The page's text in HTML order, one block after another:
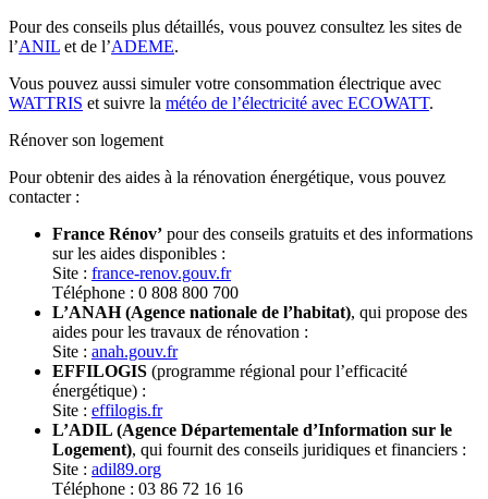
Pour des conseils plus détaillés, vous pouvez consultez les sites de
l’ANIL et de l’ADEME.
Vous pouvez aussi simuler votre consommation électrique avec
WATTRIS et suivre la météo de l’électricité avec ECOWATT.
Rénover son logement
Pour obtenir des aides à la rénovation énergétique, vous pouvez
contacter :
France Rénov’ pour des conseils gratuits et des informations
sur les aides disponibles :
Site : france-renov.gouv.fr
Téléphone : 0 808 800 700
L’ANAH (Agence nationale de l’habitat), qui propose des
aides pour les travaux de rénovation :
Site : anah.gouv.fr
EFFILOGIS (programme régional pour l’efficacité
énergétique) :
Site : effilogis.fr
L’ADIL (Agence Départementale d’Information sur le
Logement), qui fournit des conseils juridiques et financiers :
Site : adil89.org
Téléphone : 03 86 72 16 16